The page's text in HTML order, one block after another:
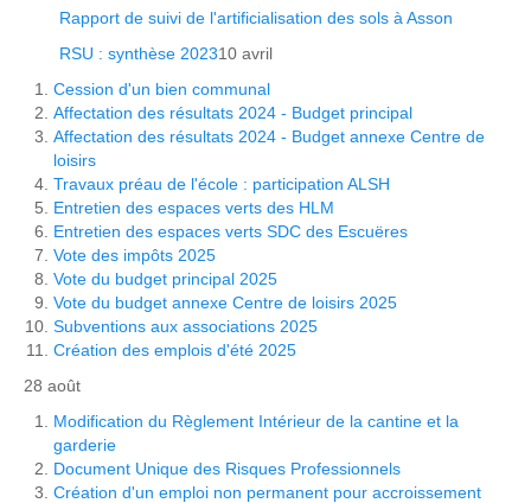
Rapport de suivi de l'artificialisation des sols à Asson
RSU : synthèse 202310 avril
Cession d'un bien communal
Affectation des résultats 2024 - Budget principal
Affectation des résultats 2024 - Budget annexe Centre de
loisirs
Travaux préau de l'école : participation ALSH
Entretien des espaces verts des HLM
Entretien des espaces verts SDC des Escuëres
Vote des impôts 2025
Vote du budget principal 2025
Vote du budget annexe Centre de loisirs 2025
Subventions aux associations 2025
Création des emplois d'été 2025
28 août
Modification du Règlement Intérieur de la cantine et la
garderie
Document Unique des Risques Professionnels
Création d'un emploi non permanent pour accroissement